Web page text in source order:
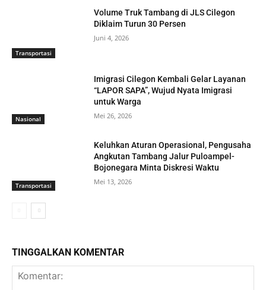
Transportasi
Volume Truk Tambang di JLS Cilegon
Diklaim Turun 30 Persen
Juni 4, 2026
Nasional
Imigrasi Cilegon Kembali Gelar Layanan
“LAPOR SAPA”, Wujud Nyata Imigrasi
untuk Warga
Mei 26, 2026
Transportasi
Keluhkan Aturan Operasional, Pengusaha
Angkutan Tambang Jalur Puloampel-
Bojonegara Minta Diskresi Waktu
Mei 13, 2026
TINGGALKAN KOMENTAR